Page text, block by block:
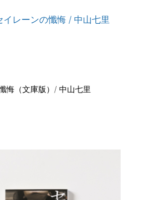
イレーンの懺悔 / 中山七里
悔（文庫版）/ 中山七里